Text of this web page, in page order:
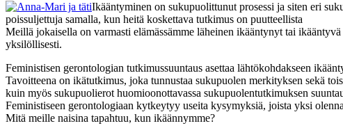
Ikääntyminen on sukupuolittunut prosessi ja siten eri
poissuljettuja samalla, kun heitä koskettava tutkimus on puutteellista
Meillä jokaisella on varmasti elämässämme läheinen ikääntynyt tai
yksilöllisesti.
Feministisen gerontologian tutkimussuuntaus asettaa lähtökohdakseen
Tavoitteena on ikätutkimus, joka tunnustaa sukupuolen merkityksen sekä
kuin myös sukupuolierot huomioonottavassa sukupuolentutkimuksen
Feministiseen gerontologiaan kytkeytyy useita kysymyksiä, joista yksi
Mitä meille naisina tapahtuu, kun ikäännymme?